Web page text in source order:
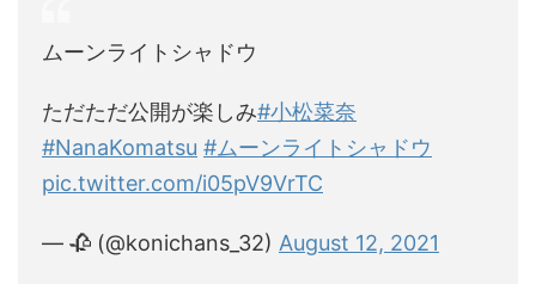
ムーンライトシャドウ
ただただ公開が楽しみ#小松菜奈
#NanaKomatsu #ムーンライトシャドウ
pic.twitter.com/i05pV9VrTC
— 🥀 (@konichans_32) August 12, 2021